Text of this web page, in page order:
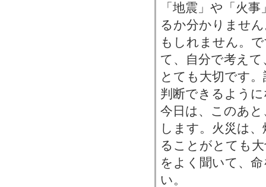
「地震」や「火
るか分かりませ
もしれません。
て、自分で考え
とても大切です
判断できるよう
今日は、このあ
します。火災は
ることがとても
をよく聞いて、
い。